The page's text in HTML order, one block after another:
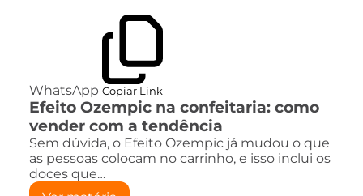
WhatsApp Copiar Link
Efeito Ozempic na confeitaria: como
vender com a tendência
Sem dúvida, o Efeito Ozempic já mudou o que
as pessoas colocam no carrinho, e isso inclui os
doces que…